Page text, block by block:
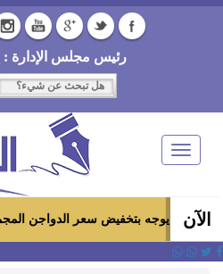
رئيس مجلس الإدارة :
Toggle
navigation
الآن
سعر الدواجن المجمدة إلى 100 جنيه للكيلو بالمجمعات الاستهلاكية ومعارض «أهلاً رمضان»